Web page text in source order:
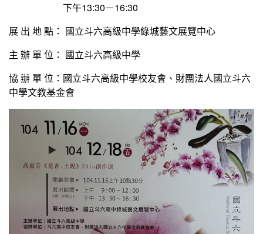
下午13:30－16:30
展 出 地 點： 國立斗六高級中學綠城藝文展覽中心
主 辦 單 位： 國立斗六高級中學
協 辦 單 位：國立斗六高級中學校友會、財團法人國立斗六
中學文教基金會